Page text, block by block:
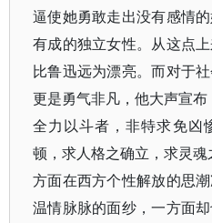
逼使她勇敢走出没有感情
有成的独立女性。从这点
比鲁迅远为漂亮。而对于
更是勇气非凡，他大声宣
全力以斗者，非特求免凶
顿，求人格之确立，求灵
方面在西方个性解放的思
温情脉脉的面纱，一方面